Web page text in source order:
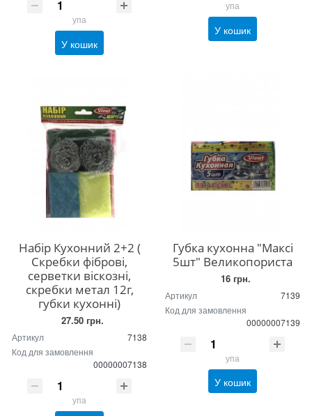
упа
У кошик
упа
У кошик
Набір Кухонний 2+2 (
Скребки фіброві,
серветки віскозні,
скребки метал 12г,
губки кухонні)
27.50 грн.
Артикул
7138
Код для замовлення
00000007138
упа
Губка кухонна "Максі
5шт" Великопориста
16 грн.
Артикул
7139
Код для замовлення
00000007139
упа
У кошик